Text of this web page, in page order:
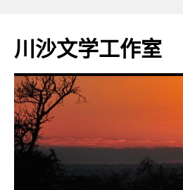
川沙文学工作室